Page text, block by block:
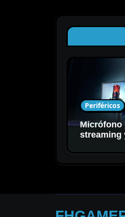
Periféricos
Micrófono
streaming
para tu